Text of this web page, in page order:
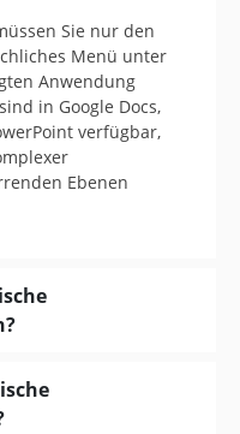
Sie nur den
Menü unter
Anwendung
in Google Docs,
verfügbar,
Ebenen